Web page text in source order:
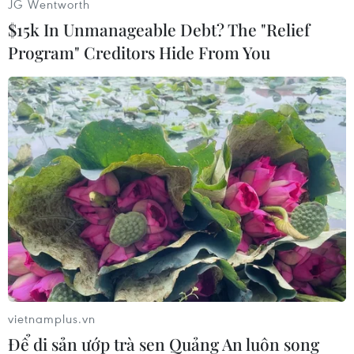
#Bến Tre #Bác sỹ #Bệnh viện
#Mất máu
#Tụt huyết áp
#Biến chứng Bến Tre Vĩnh Long
Theo dõi VietnamPlus
TIN CÙNG CHUYÊN MỤC
JG Wentworth
$15k In Unmanageable Debt? The "Relief
Program" Creditors Hide From You
vietnamplus.vn
Để di sản ướp trà sen Quảng An luôn song